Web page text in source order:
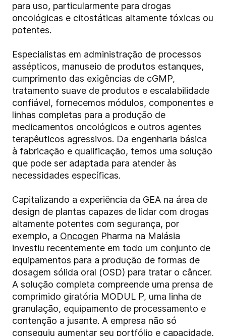
para uso, particularmente para drogas
oncológicas e citostáticas altamente tóxicas ou
potentes.
Especialistas em administração de processos
assépticos, manuseio de produtos estanques,
cumprimento das exigências de cGMP,
tratamento suave de produtos e escalabilidade
confiável, fornecemos módulos, componentes e
linhas completas para a produção de
medicamentos oncológicos e outros agentes
terapêuticos agressivos. Da engenharia básica
à fabricação e qualificação, temos uma solução
que pode ser adaptada para atender às
necessidades específicas.
Capitalizando a experiência da GEA na área de
design de plantas capazes de lidar com drogas
altamente potentes com segurança, por
exemplo, a Oncogen Pharma na Malásia
investiu recentemente em todo um conjunto de
equipamentos para a produção de formas de
dosagem sólida oral (OSD) para tratar o câncer.
A solução completa compreende uma prensa de
comprimido giratória MODUL P, uma linha de
granulação, equipamento de processamento e
contenção a jusante. A empresa não só
conseguiu aumentar seu portfólio e capacidade,